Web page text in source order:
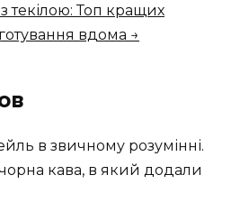
текілою: Топ кращих
вдома →
в звичному розумінні.
кава, в який додали